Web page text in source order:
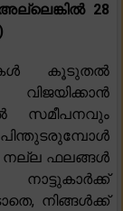
28
കൂടുതൽ
സമീപനവും
ഫലങ്ങൾ
നിങ്ങൾക്ക്